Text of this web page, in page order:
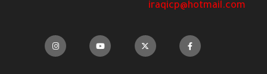
iraqicp@hotmail.com